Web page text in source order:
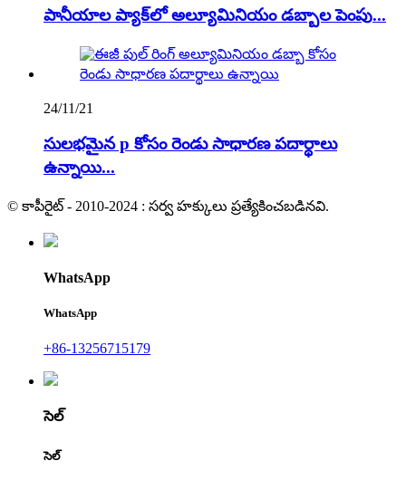
పానీయాల ప్యాక్‌లో అల్యూమినియం డబ్బాల పెంపు...
24/11/21
సులభమైన p కోసం రెండు సాధారణ పదార్థాలు
ఉన్నాయి...
© కాపీరైట్ - 2010-2024 : సర్వ హక్కులు ప్రత్యేకించబడినవి.
WhatsApp
WhatsApp
+86-13256715179
సెల్
సెల్